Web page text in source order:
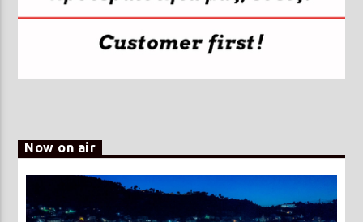
Now on air